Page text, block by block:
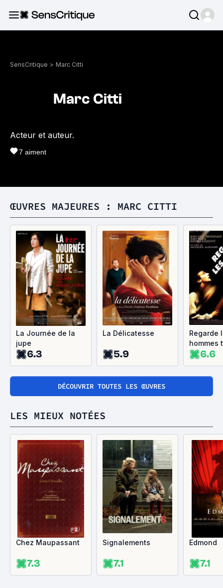
SensCritique > Marc Citti
Marc Citti
Acteur et auteur.
7 aiment
ŒUVRES MAJEURES : MARC CITTI
La Journée de la
jupe
6.3
La Délicatesse
5.9
Regarde
hommes
6.6
DÉCOUVRIR TOUTES LES ŒUVRES
LES MIEUX NOTÉES
Chez Maupassant
7.3
Signalements
7.1
Edmond
7.1